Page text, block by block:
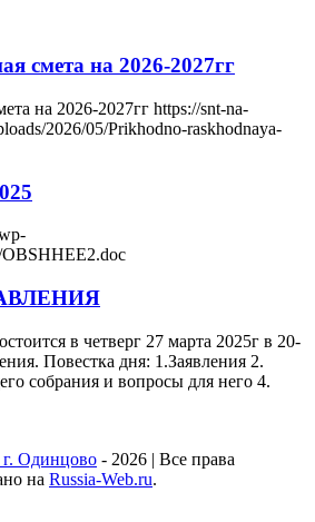
смета на 2026-2027гг
на 2026-2027гг https://snt-na-
2026/05/Prikhodno-raskhodnaya-
OBSHHEE2.doc
в четверг 27 марта 2025г в 20-
Повестка дня: 1.Заявления 2.
собрания и вопросы для него 4.
Одинцово - 2026 | Все права
на Russia-Web.ru.